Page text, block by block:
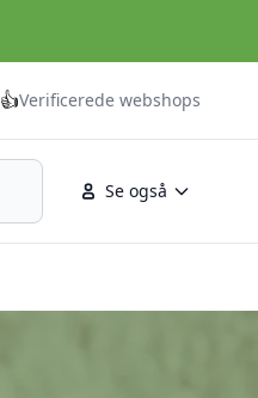
👍Verificerede webshops
Se også